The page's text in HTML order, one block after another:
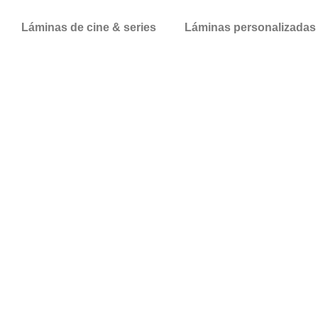
Láminas de cine & series Láminas personalizadas